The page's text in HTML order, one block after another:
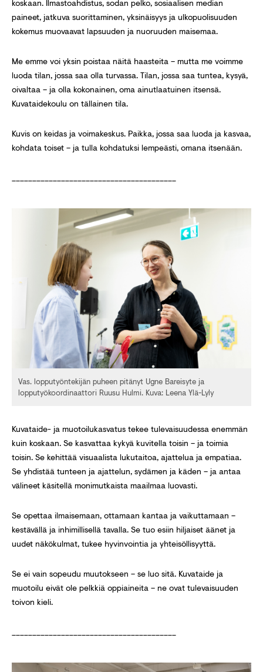
koskaan. Ilmastoahdistus, sodan pelko, sosiaalisen median
paineet, jatkuva suorittaminen, yksinäisyys ja ulkopuolisuuden
kokemus muovaavat lapsuuden ja nuoruuden maisemaa.
Me emme voi yksin poistaa näitä haasteita – mutta me voimme
luoda tilan, jossa saa olla turvassa. Tilan, jossa saa tuntea, kysyä,
oivaltaa – ja olla kokonainen, oma ainutlaatuinen itsensä.
Kuvataidekoulu on tällainen tila.
Kuvis on keidas ja voimakeskus. Paikka, jossa saa luoda ja kasvaa,
kohdata toiset – ja tulla kohdatuksi lempeästi, omana itsenään.
Vas. lopputyöntekijän puheen pitänyt Ugne Bareisyte ja
lopputyökoordinaattori Ruusu Hulmi. Kuva: Leena Ylä-Lyly
Kuvataide- ja muotoilukasvatus tekee tulevaisuudessa enemmän
kuin koskaan. Se kasvattaa kykyä kuvitella toisin – ja toimia
toisin. Se kehittää visuaalista lukutaitoa, ajattelua ja empatiaa.
Se yhdistää tunteen ja ajattelun, sydämen ja käden – ja antaa
välineet käsitellä monimutkaista maailmaa luovasti.
Se opettaa ilmaisemaan, ottamaan kantaa ja vaikuttamaan –
kestävällä ja inhimillisellä tavalla. Se tuo esiin hiljaiset äänet ja
uudet näkökulmat, tukee hyvinvointia ja yhteisöllisyyttä.
Se ei vain sopeudu muutokseen – se luo sitä. Kuvataide ja
muotoilu eivät ole pelkkiä oppiaineita – ne ovat tulevaisuuden
toivon kieli.